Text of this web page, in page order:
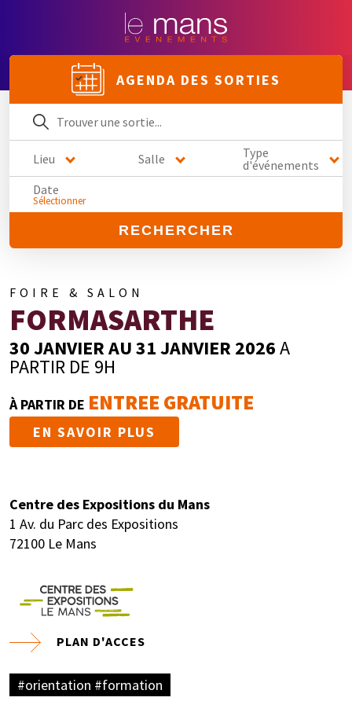
AGENDA DES SORTIES
Lieu Salle
Type
d'événements
Date
Sélectionner
RECHERCHER
FOIRE & SALON
FORMASARTHE
30 JANVIER AU 31 JANVIER 2026A
PARTIR DE 9H
À PARTIR DE ENTREE GRATUITE
EN SAVOIR PLUS
Centre des Expositions du Mans
1 Av. du Parc des Expositions
72100 Le Mans
PLAN D'ACCES
#orientation #formation